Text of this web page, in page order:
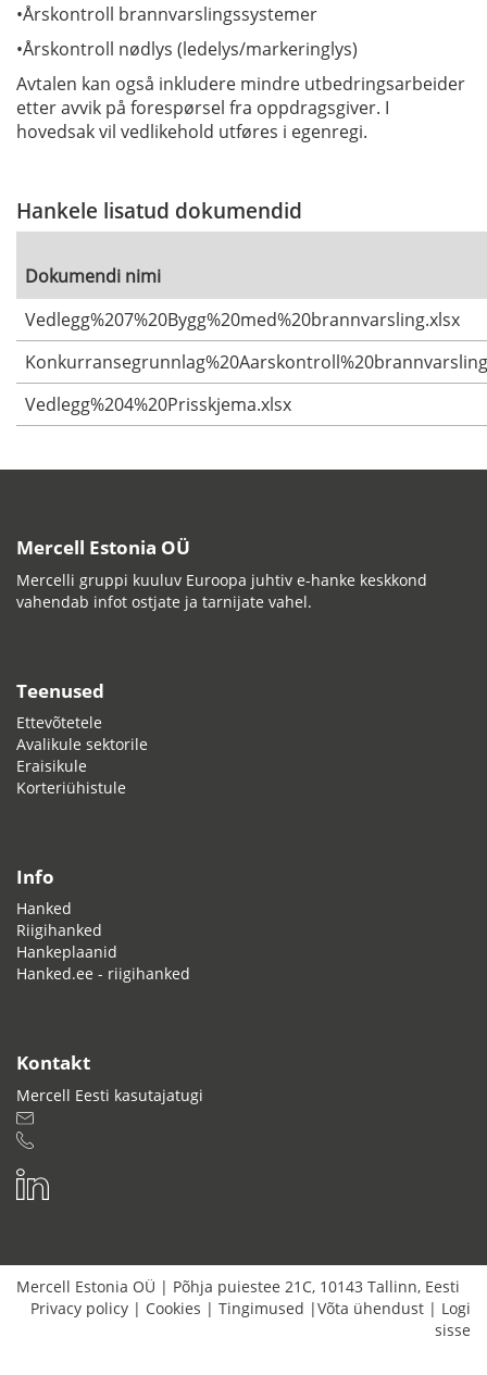
•Årskontroll brannvarslingssystemer
•Årskontroll nødlys (ledelys/markeringlys)
Avtalen kan også inkludere mindre utbedringsarbeider
etter avvik på forespørsel fra oppdragsgiver. I
hovedsak vil vedlikehold utføres i egenregi.
Hankele lisatud dokumendid
Dokumendi nimi
Vedlegg%207%20Bygg%20med%20brannvarsling.xlsx
Vedlegg%204%20Prisskjema.xlsx
Mercell Estonia OÜ
Mercelli gruppi kuuluv Euroopa juhtiv e-hanke keskkond
vahendab infot ostjate ja tarnijate vahel.
Teenused
Ettevõtetele
Avalikule sektorile
Eraisikule
Korteriühistule
Info
Hanked
Riigihanked
Hankeplaanid
Hanked.ee - riigihanked
Kontakt
Mercell Eesti kasutajatugi
Mercell Estonia OÜ | Põhja puiestee 21C, 10143 Tallinn, Eesti
Privacy policy | Cookies | Tingimused |Võta ühendust | Logi
sisse